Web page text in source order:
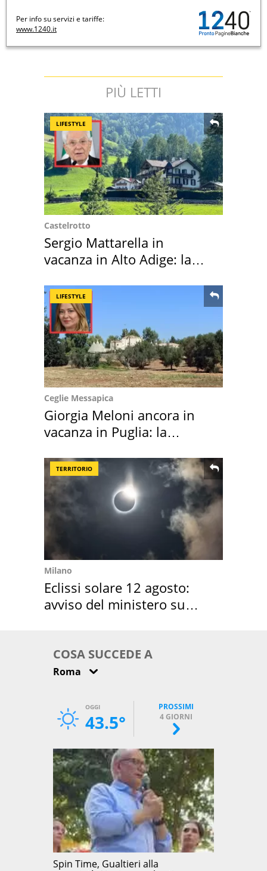
Per info su servizi e tariffe:
www.1240.it
PIÙ LETTI
LIFESTYLE
Castelrotto
Sergio Mattarella in
vacanza in Alto Adige: la
LIFESTYLE
Ceglie Messapica
Giorgia Meloni ancora in
vacanza in Puglia: la
TERRITORIO
Milano
Eclissi solare 12 agosto:
avviso del ministero su